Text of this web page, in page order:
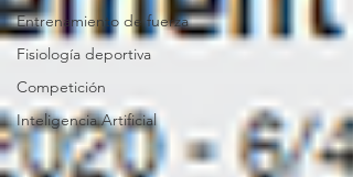
Entrenamiento de fuerza
Fisiología deportiva
Competición
Inteligencia Artificial